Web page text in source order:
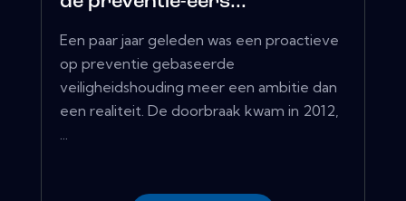
Een paar jaar geleden was een proactieve
op preventie gebaseerde
veiligheidshouding meer een ambitie dan
een realiteit. De doorbraak kwam in 2012,
...